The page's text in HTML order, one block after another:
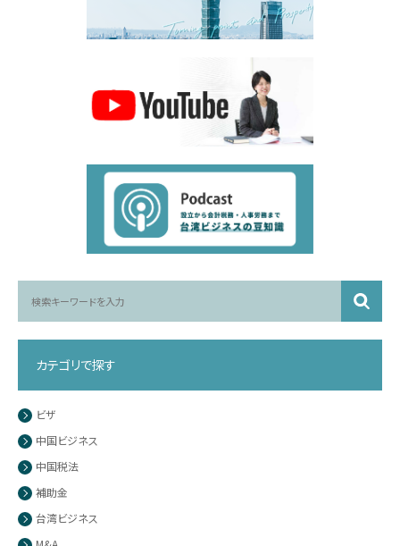
カテゴリで探す
ビザ
中国ビジネス
中国税法
補助金
台湾ビジネス